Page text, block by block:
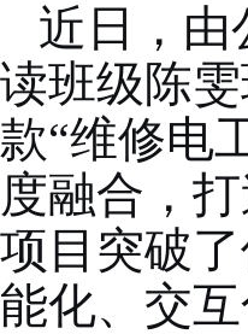
近日， 由
读班级陈
款“维修电
度融合，
项目突破
能化、交互